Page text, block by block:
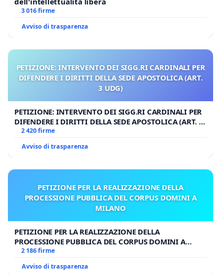
3 016 firme
Avviso di trasparenza
PETIZIONE: INTERVENTO DEI SIGG.RI CARDINALI PER
DIFENDERE I DIRITTI DELLA SEDE APOSTOLICA (ART.
3 UDG)
PETIZIONE: INTERVENTO DEI SIGG.RI CARDINALI PER
DIFENDERE I DIRITTI DELLA SEDE APOSTOLICA (ART. 3
UDG)
2 420 firme
Avviso di trasparenza
PETIZIONE PER LA REALIZZAZIONE DELLA
PROCESSIONE PUBBLICA DEL CORPUS DOMINI A
MILANO
PETIZIONE PER LA REALIZZAZIONE DELLA
PROCESSIONE PUBBLICA DEL CORPUS DOMINI A
MILANO
2 186 firme
Avviso di trasparenza